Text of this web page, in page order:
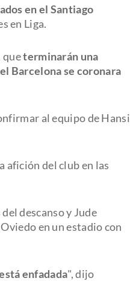
en el Santiago
en Liga.
queterminarán una
Barcelona se coronara
al equipo de Hansi
afición del club en las
descanso y Jude
en un estadio con
enfadada", dijo